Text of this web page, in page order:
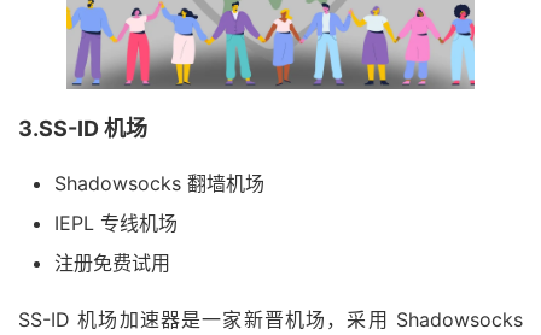
3.SS-ID 机场
Shadowsocks 翻墙机场
IEPL 专线机场
注册免费试用
SS-ID 机场加速器是一家新晋机场，采用 Shadowsocks